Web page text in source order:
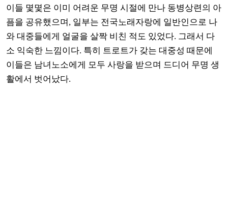
이들 몇몇은 이미 어려운 무명 시절에 만나 동병상련의 아
픔을 공유했으며, 일부는 전국노래자랑에 일반인으로 나
와 대중들에게 얼굴을 살짝 비친 적도 있었다. 그래서 다
소 익숙한 느낌이다. 특히 트로트가 갖는 대중성 때문에
이들은 남녀노소에게 모두 사랑을 받으며 드디어 무명 생
활에서 벗어났다.